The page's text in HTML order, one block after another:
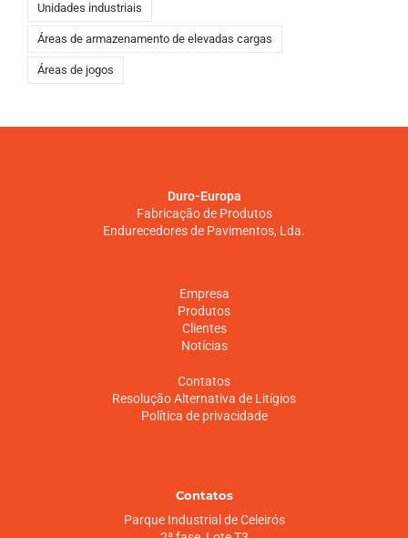
Unidades industriais
Áreas de armazenamento de elevadas cargas
Áreas de jogos
Duro-Europa
Fabricação de Produtos
Endurecedores de Pavimentos, Lda.
Empresa
Produtos
Clientes
Notícias
Contatos
Resolução Alternativa de Litígios
Política de privacidade
Contatos
Parque Industrial de Celeirós